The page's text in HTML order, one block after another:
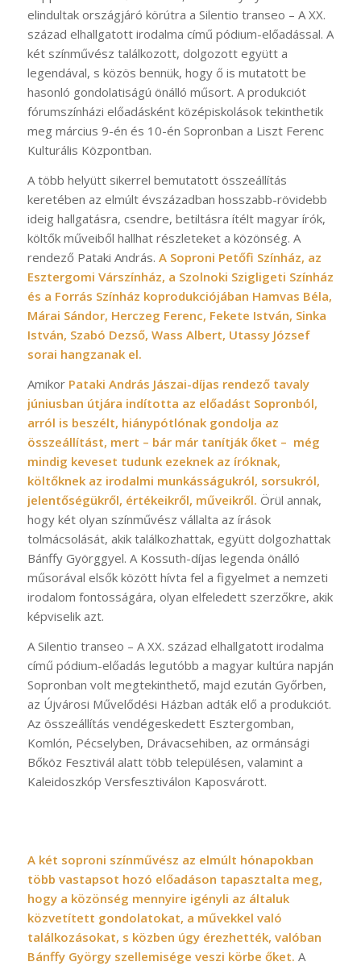
elindultak országjáró körútra a Silentio transeo – A XX.
század elhallgatott irodalma című pódium-előadással. A
két színművész találkozott, dolgozott együtt a
legendával, s közös bennük, hogy ő is mutatott be
hasonló gondolatiságú önálló műsort. A produkciót
fórumszínházi előadásként középiskolások tekinthetik
meg március 9-én és 10-én Sopronban a Liszt Ferenc
Kulturális Központban.
A több helyütt sikerrel bemutatott összeállítás
keretében az elmúlt évszázadban hosszabb-rövidebb
ideig hallgatásra, csendre, betiltásra ítélt magyar írók,
költők műveiből hallhat részleteket a közönség. A
rendező Pataki András. A Soproni Petőfi Színház, az
Esztergomi Várszínház, a Szolnoki Szigligeti Színház
és a Forrás Színház koprodukciójában Hamvas Béla,
Márai Sándor, Herczeg Ferenc, Fekete István, Sinka
István, Szabó Dezső, Wass Albert, Utassy József
sorai hangzanak el.
AmikorPataki András Jászai-díjas rendező tavaly
júniusban útjára indította az előadást Sopronból,
arról is beszélt, hiánypótlónak gondolja az
összeállítást, mert – bár már tanítják őket – még
mindig keveset tudunk ezeknek az íróknak,
költőknek az irodalmi munkásságukról, sorsukról,
jelentőségükről, értékeikről, műveikről. Örül annak,
hogy két olyan színművész vállalta az írások
tolmácsolását, akik találkozhattak, együtt dolgozhattak
Bánffy Györggyel. A Kossuth-díjas legenda önálló
műsorával elsők között hívta fel a figyelmet a nemzeti
irodalom fontosságára, olyan elfeledett szerzőkre, akik
képviselik azt.
A Silentio transeo – A XX. század elhallgatott irodalma
című pódium-előadás legutóbb a magyar kultúra napján
Sopronban volt megtekinthető, majd ezután Győrben,
az Újvárosi Művelődési Házban adták elő a produkciót.
Az összeállítás vendégeskedett Esztergomban,
Komlón, Pécselyben, Drávacsehiben, az ormánsági
Bőköz Fesztivál alatt több településen, valamint a
Kaleidoszkóp Versfesztiválon Kaposvárott.
A két soproni színművész az elmúlt hónapokban
több vastapsot hozó előadáson tapasztalta meg,
hogy a közönség mennyire igényli az általuk
közvetített gondolatokat, a művekkel való
találkozásokat, s közben úgy érezhették, valóban
Bánffy György szellemisége veszi körbe őket. A